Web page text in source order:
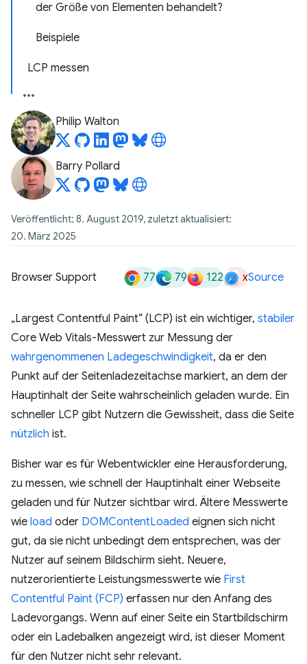
der Größe von Elementen behandelt?
Beispiele
LCP messen
Philip Walton
Barry Pollard
Veröffentlicht: 8. August 2019, zuletzt aktualisiert:
20. März 2025
Browser Support 77 79 122 xSource
„Largest Contentful Paint“ (LCP) ist ein wichtiger, stabiler
Core Web Vitals-Messwert zur Messung der
wahrgenommenen Ladegeschwindigkeit, da er den
Punkt auf der Seitenladezeitachse markiert, an dem der
Hauptinhalt der Seite wahrscheinlich geladen wurde. Ein
schneller LCP gibt Nutzern die Gewissheit, dass die Seite
nützlich ist.
Bisher war es für Webentwickler eine Herausforderung,
zu messen, wie schnell der Hauptinhalt einer Webseite
geladen und für Nutzer sichtbar wird. Ältere Messwerte
wie load oder DOMContentLoaded eignen sich nicht
gut, da sie nicht unbedingt dem entsprechen, was der
Nutzer auf seinem Bildschirm sieht. Neuere,
nutzerorientierte Leistungsmesswerte wie First
Contentful Paint (FCP) erfassen nur den Anfang des
Ladevorgangs. Wenn auf einer Seite ein Startbildschirm
oder ein Ladebalken angezeigt wird, ist dieser Moment
für den Nutzer nicht sehr relevant.